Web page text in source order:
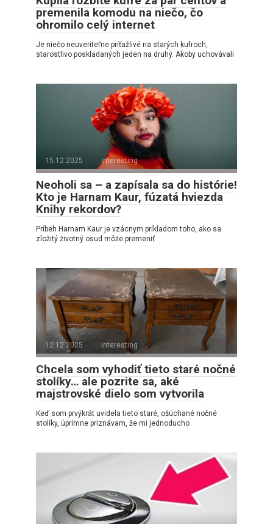
premenila komodu na niečo, čo
ohromilo celý internet
Je niečo neuveriteľne príťažlivé na starých kufroch,
starostlivo poskladaných jeden na druhý. Akoby uchovávali
15.12.2025 interesting
Neoholi sa – a zapísala sa do histórie!
Kto je Harnam Kaur, fúzatá hviezda
Knihy rekordov?
Príbeh Harnam Kaur je vzácnym príkladom toho, ako sa
zložitý životný osud môže premeniť
12.12.2025 interesting
Chcela som vyhodiť tieto staré nočné
stolíky… ale pozrite sa, aké
majstrovské dielo som vytvorila
Keď som prvýkrát uvidela tieto staré, ošúchané nočné
stolíky, úprimne priznávam, že mi jednoducho